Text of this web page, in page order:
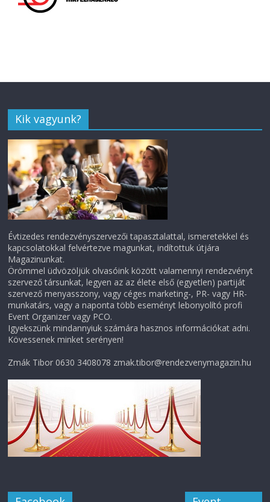
Kik vagyunk?
Évtizedes rendezvényszervezői tapasztalattal, ismeretekkel és
kapcsolatokkal felvértezve magunkat, indítottuk útjára
Magazinunkat.
Örömmel üdvözöljük olvasóink között valamennyi rendezvényt
szervező társunkat, legyen az az élete első (egyetlen) partiját
szervező menyasszony, vagy céges marketing-, PR- vagy HR-
munkatárs, vagy a naponta több eseményt lebonyolító profi
Event Organizer vagy PCO.
Igyekszünk mindannyiuk számára hasznos információkat adni.
Kövessenek minket serényen!
Zmák Tibor 0630 3408078 zmak.tibor@rendezvenymagazin.hu